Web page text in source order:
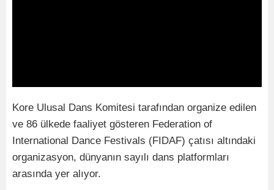
Kore Ulusal Dans Komitesi tarafından organize edilen
ve 86 ülkede faaliyet gösteren Federation of
International Dance Festivals (FIDAF) çatısı altındaki
organizasyon, dünyanın sayılı dans platformları
arasında yer alıyor.